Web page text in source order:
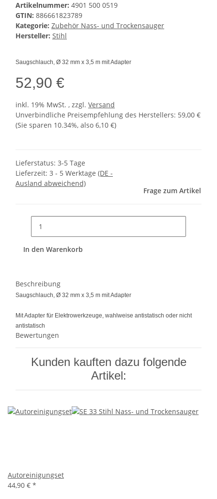
Artikelnummer: 4901 500 0519
GTIN: 886661823789
Kategorie: Zubehör Nass- und Trockensauger
Hersteller: Stihl
Saugschlauch, Ø 32 mm x 3,5 m mit Adapter
52,90 €
inkl. 19% MwSt. , zzgl. Versand
Unverbindliche Preisempfehlung des Herstellers: 59,00 €
(Sie sparen 10.34%, also 6,10 €)
Lieferstatus: 3-5 Tage
Lieferzeit: 3 - 5 Werktage (DE -
Ausland abweichend)
Frage zum Artikel
In den Warenkorb
Beschreibung
Saugschlauch, Ø 32 mm x 3,5 m mit Adapter
Mit Adapter für Elektrowerkzeuge, wahlweise antistatisch oder nicht
antistatisch
Bewertungen
Kunden kauften dazu folgende
Artikel:
Autoreinigungset
44,90 € *